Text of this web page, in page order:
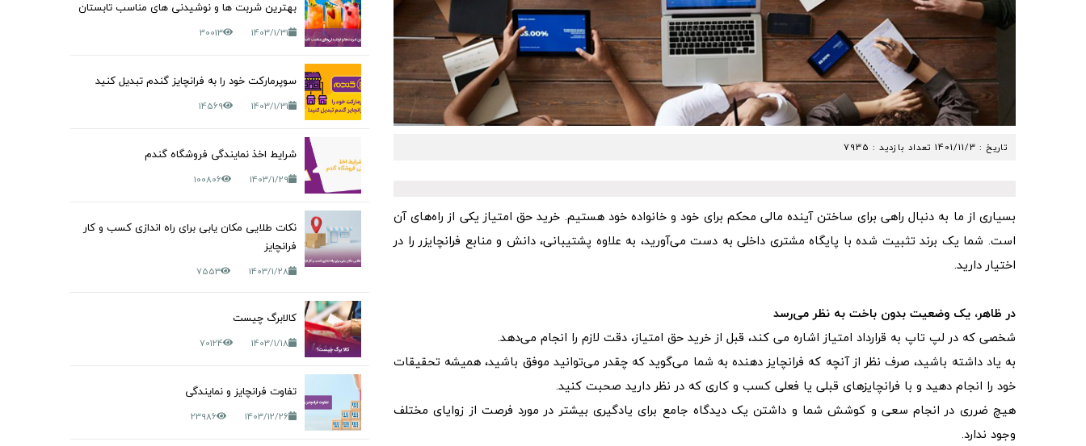
تاریخ : 1401/11/3 تعداد بازدید : 7935
بسیاری از ما به دنبال راهی برای ساختن آینده مالی محکم برای خود و خانواده خود هستیم. خرید حق امتیاز یکی از راه‌های آن
است. شما یک برند تثبیت شده با پایگاه مشتری داخلی به دست می‌آورید، به علاوه پشتیبانی، دانش و منابع فرانچایزر را در
اختیار دارید.
در ظاهر، یک وضعیت بدون باخت به نظر می‌رسد
شخصی که در لپ تاپ به قرارداد امتیاز اشاره می کند، قبل از خرید حق امتیاز، دقت لازم را انجام می‌دهد.
به یاد داشته باشید، صرف نظر از آنچه که فرانچایز دهنده به شما می‌گوید که چقدر می‌توانید موفق باشید، همیشه تحقیقات
خود را انجام دهید و با فرانچایزهای قبلی یا فعلی کسب و کاری که در نظر دارید صحبت کنید.
هیچ ضرری در انجام سعی و کوشش شما و داشتن یک دیدگاه جامع برای یادگیری بیشتر در مورد فرصت از زوایای مختلف
وجود ندارد.
بهترین شربت ها و نوشیدنی های مناسب تابستان
1403/1/31
30013
سوپرمارکت خود را به فرانچایز گندم تبدیل کنید
1403/1/31
14569
شرایط اخذ نمایندگی فروشگاه گندم
1403/1/29
100806
نکات طلایی مکان یابی برای راه اندازی کسب و کار
فرانچایز
1403/1/28
7553
کالابرگ چیست
1403/1/18
70124
تفاوت فرانچایز و نمایندگی
1403/12/26
23986